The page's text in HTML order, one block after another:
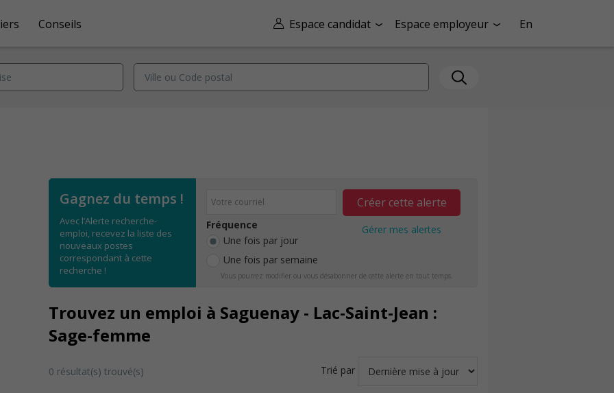
Espace candidat Espace employeur En
Conseils
Gagnez du temps !
Avec l’Alerte recherche-
emploi, recevez la liste des
nouveaux postes
correspondant à cette
recherche !
Fréquence
Une fois par jour
Une fois par semaine
Créer cette alerte
Gérer mes alertes
Vous pourrez modifier ou vous désabonner de cette alerte en tout temps.
Trouvez un emploi à Saguenay - Lac-Saint-Jean :
Sage-femme
0 résultat(s) trouvé(s) Trié par